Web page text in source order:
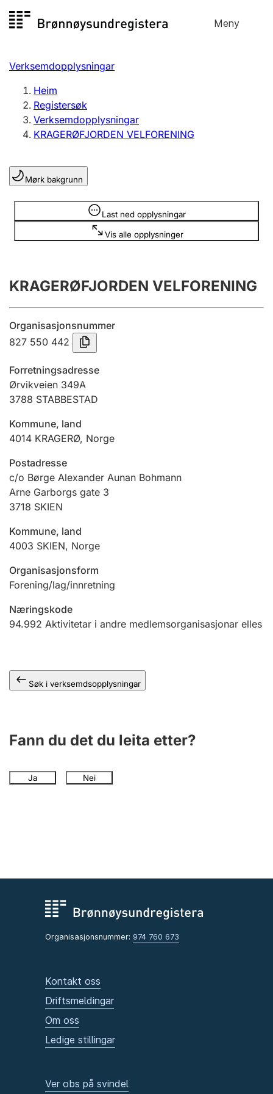
til
Meny
Registersøk
Aksjeselskap
Enkeltpersonføretak
Registrere, endre, slette
Lag og foreining
Registrere, endre, slette
Årsrekneskap
Innsending og forseinkingsgebyr
Jeger
Ektepaktrettleiaren
Andre tema
Verksemdopplysningar
Heim
Registersøk
Verksemdopplysningar
KRAGERØFJORDEN VELFORENING
Mørk bakgrunn
Last ned opplysningar
Vis alle opplysninger
Opplysninger er skjult
KRAGERØFJORDEN VELFORENING
Organisasjonsnummer
827 550 442
Forretningsadresse
Ørvikveien 349A
3788 STABBESTAD
Kommune, land
4014 KRAGERØ, Norge
Postadresse
c/o Børge Alexander Aunan Bohmann
Arne Garborgs gate 3
3718 SKIEN
Kommune, land
4003 SKIEN, Norge
Organisasjonsform
Forening/lag/innretning
Næringskode
94.992 Aktivitetar i andre medlemsorganisasjonar elles
Søk i verksemdsopplysningar
Fann du det du leita etter?
Ja Nei
Organisasjonsnummer: 974 760 673
Kontakt oss
Driftsmeldingar
Om oss
Ledige stillingar
Ver obs på svindel